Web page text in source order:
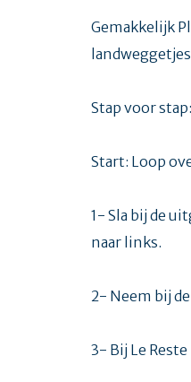
Gemakkelijk
Stap voor stap:
Start: Loop
1- Sla bij de
naar links.
2- Neem bij
3- Bij Le